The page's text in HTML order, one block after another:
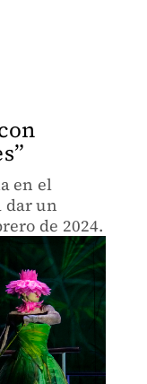
en el
dar un
de 2024.